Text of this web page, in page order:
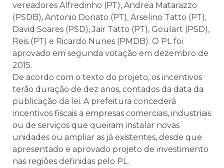
vereadores Alfredinho (PT), Andrea Matarazzo
(PSDB), Antonio Donato (PT), Arselino Tatto (PT),
David Soares (PSD), Jair Tatto (PT), Goulart (PSD),
Reis (PT) e Ricardo Nunes (PMDB). O PL foi
aprovado em segunda votação em dezembro de
2015.
De acordo com o texto do projeto, os incentivos
terão duração de dez anos, contados da data da
publicação da lei. A prefeitura concederá
incentivos fiscais a empresas comerciais, industriais
ou de serviços que queiram instalar novas
unidades ou ampliar as já existentes, desde que
apresentado e aprovado projeto de investimento
nas regiões definidas pelo PL.